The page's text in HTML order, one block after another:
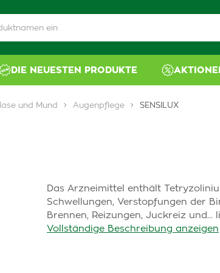
DIE NEUESTEN PRODUKTE
und Mund Augenpflege SENSILUX
Das Arzneimittel enthält
Schwellungen, Verstopfungen der
Brennen, Reizungen, Juckreiz und...
Vollständige Beschreibung anzeigen